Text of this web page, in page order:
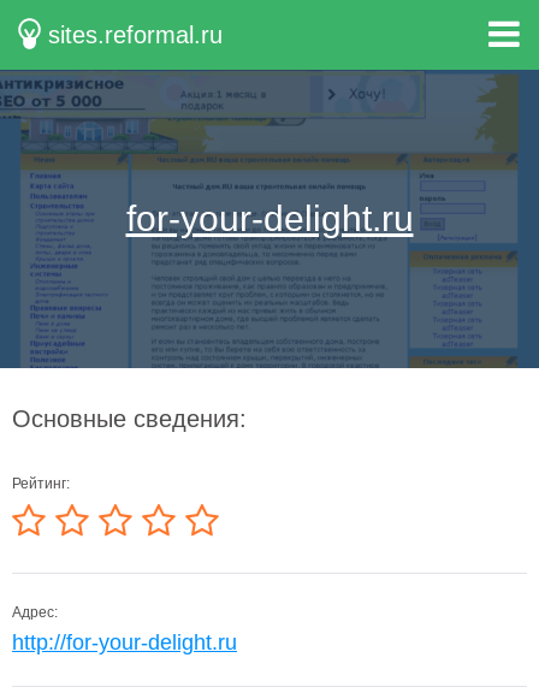
sites.reformal.ru
for-your-delight.ru
Основные сведения:
Рейтинг:
Адрес:
http://for-your-delight.ru